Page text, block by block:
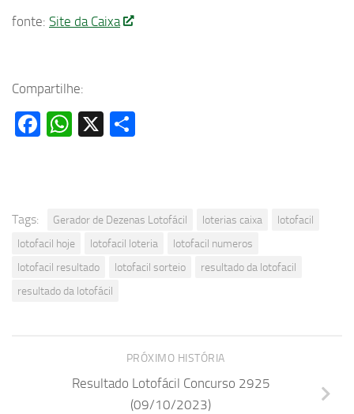
fonte: Site da Caixa
Compartilhe:
Facebook
WhatsApp
X
Tags: Gerador de Dezenas Lotofácil loterias caixa
lotofacil
lotofacil hoje
lotofacil loteria
lotofacil numeros
lotofacil resultado
lotofacil sorteio
resultado da lotofacil
resultado da lotofácil
PRÓXIMO HISTÓRIA
Resultado Lotofácil Concurso 2925
(09/10/2023)